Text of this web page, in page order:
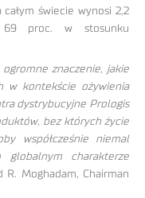
świecie wynosi 2,2
proc. w stosunku
znaczenie, jakie
w kontekście ożywienia
dystrybucyjne Prologis
bez których życie
współcześnie niemal
charakterze
Moghadam, Chairman